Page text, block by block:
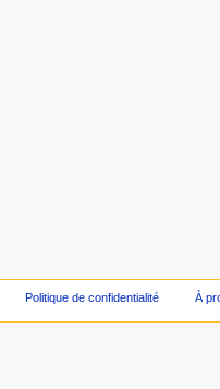
Politique de confidentialité À